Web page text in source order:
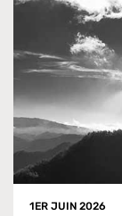
1ER JUIN 2026